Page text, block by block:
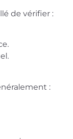
de vérifier :
: